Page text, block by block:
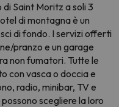
Saint Moritz a soli 3
di montagna è un
di fondo. I servizi offerti
pranzo e un garage
non fumatori. Tutte le
con vasca o doccia e
radio, minibar, TV e
scegliere la loro